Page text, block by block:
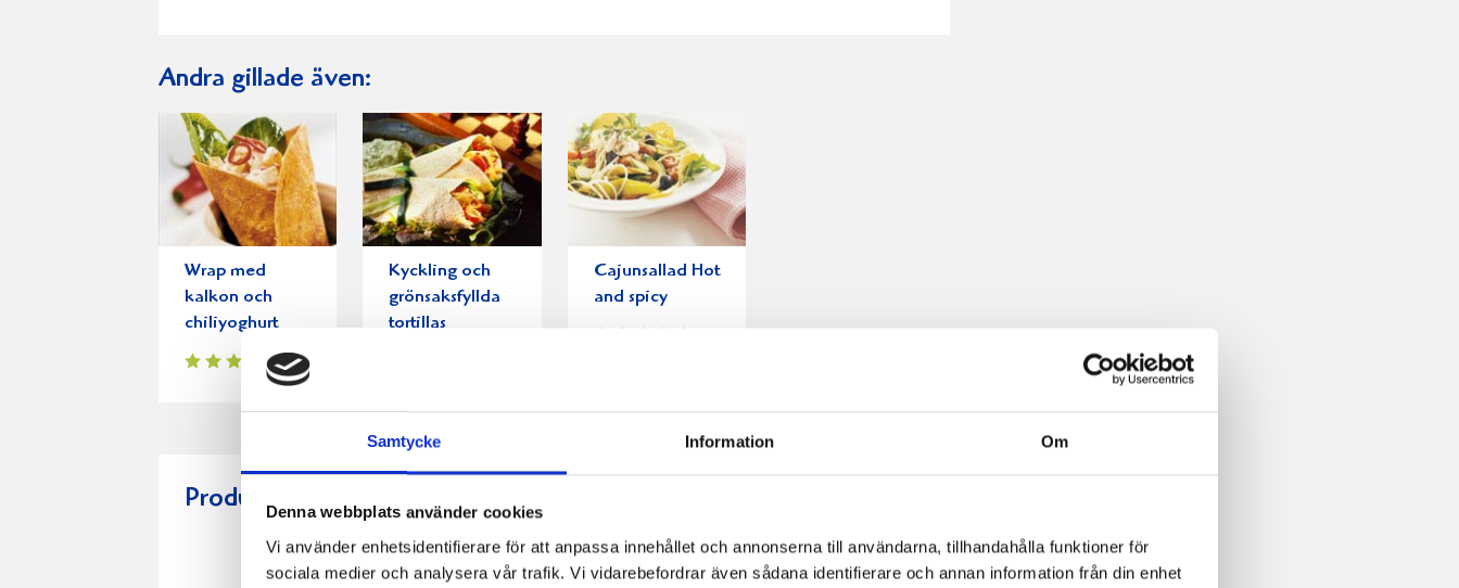
Samtycke Information Om
Denna webbplats använder cookies
Vi använder enhetsidentifierare för att anpassa innehållet och annonserna till användarna, tillhandahålla funktioner för
sociala medier och analysera vår trafik. Vi vidarebefordrar även sådana identifierare och annan information från din enhet
Andra gillade även:
Wrap med
kalkon och
chiliyoghurt
Kyckling och
grönsaksfyllda
tortillas
Cajunsallad Hot
and spicy
Produkter i receptet: